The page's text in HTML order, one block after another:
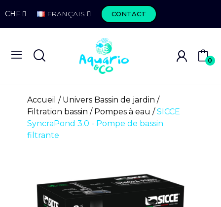
CHF FRANÇAIS CONTACT
0
Accueil
Univers Bassin de jardin
Filtration bassin
Pompes à eau
SICCE
SyncraPond 3.0 - Pompe de bassin
filtrante